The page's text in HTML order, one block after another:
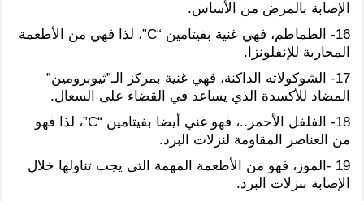
الإصابة بالمرض من الأساس.
16- الطماطم، فهي غنية بفيتامين “C”، لذا فهي من الأطعمة
المحاربة للإنفلونزا.
17- الشوكولاته الداكنة، فهي غنية بمركز الـ”ثيوبرومين”
المضاد للأكسدة الذي يساعد في القضاء على السعال.
18- الفلفل الأحمر..، فهو غني أيضا بفيتامين “C”، لذا فهو
من العناصر المقاومة لنزلات البرد.
19 -الموز، فهو من الأطعمة المهمة التى يجب تناولها خلال
الإصابة بنزلات البرد.